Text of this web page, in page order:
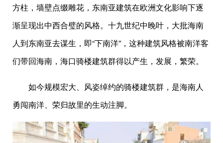
方柱，墙壁点缀雕花，东南亚建筑在欧洲文化影响下逐
渐呈现出中西合璧的风格。十九世纪中晚叶，大批海南
人到东南亚去谋生，即“下南洋”，这种建筑风格被南洋客
们带回海南，海口骑楼建筑群得以产生，发展，繁荣。
如今规模宏大、风姿绰约的骑楼建筑群，是海南人
勇闯南洋、荣归故里的生动注脚。